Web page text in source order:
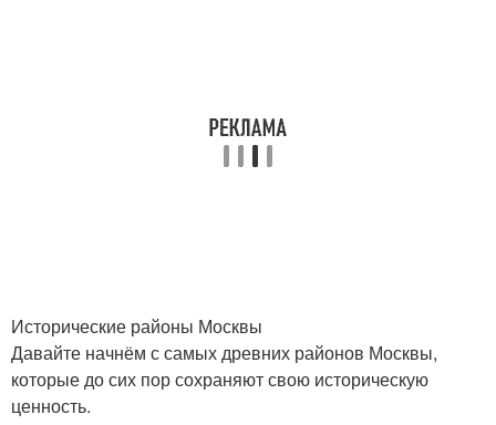
Исторические районы Москвы
Давайте начнём с самых древних районов Москвы,
которые до сих пор сохраняют свою историческую
ценность.